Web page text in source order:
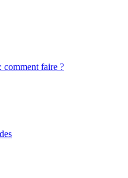
comment faire ?